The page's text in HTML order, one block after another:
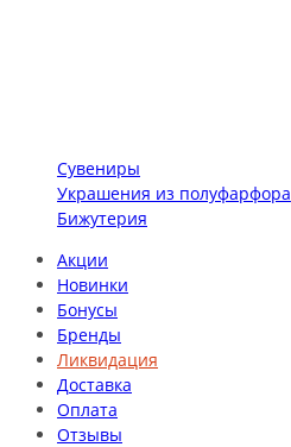
Сувениры
Украшения из полуфарфора
Бижутерия
Акции
Новинки
Бонусы
Бренды
Ликвидация
Доставка
Оплата
Отзывы